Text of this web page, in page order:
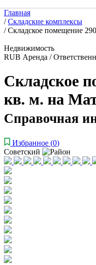
Главная
/ Складские комплексы
/ Складское помещение
Недвижимость
RUB Аренда /
Складское
кв. м. на
Справочная
Избранное (0)
Советский